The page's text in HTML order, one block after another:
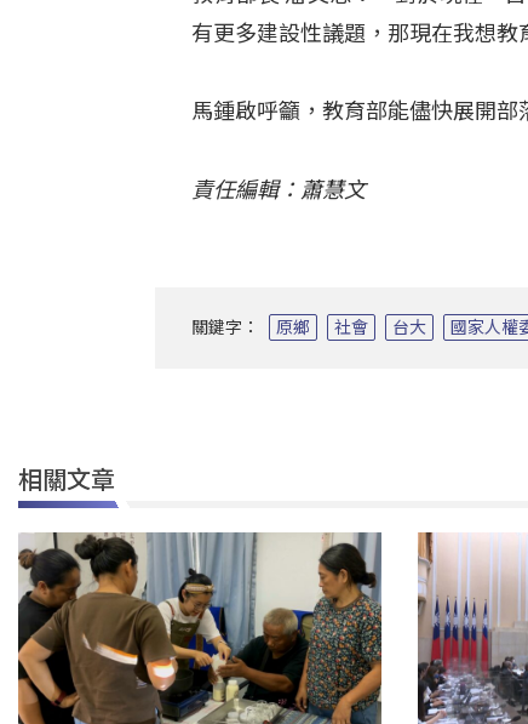
有更多建設性議題，那現在我想教
馬鍾啟呼籲，教育部能儘快展開
責任編輯：蕭慧文
關鍵字： 原鄉 社會 台大 國家人權
相關文章